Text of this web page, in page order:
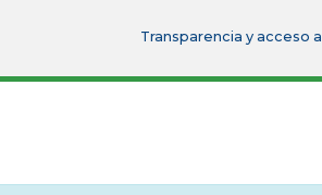
Transparencia y acceso